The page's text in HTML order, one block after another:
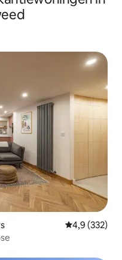
Gemiddelde
4,9 (332)